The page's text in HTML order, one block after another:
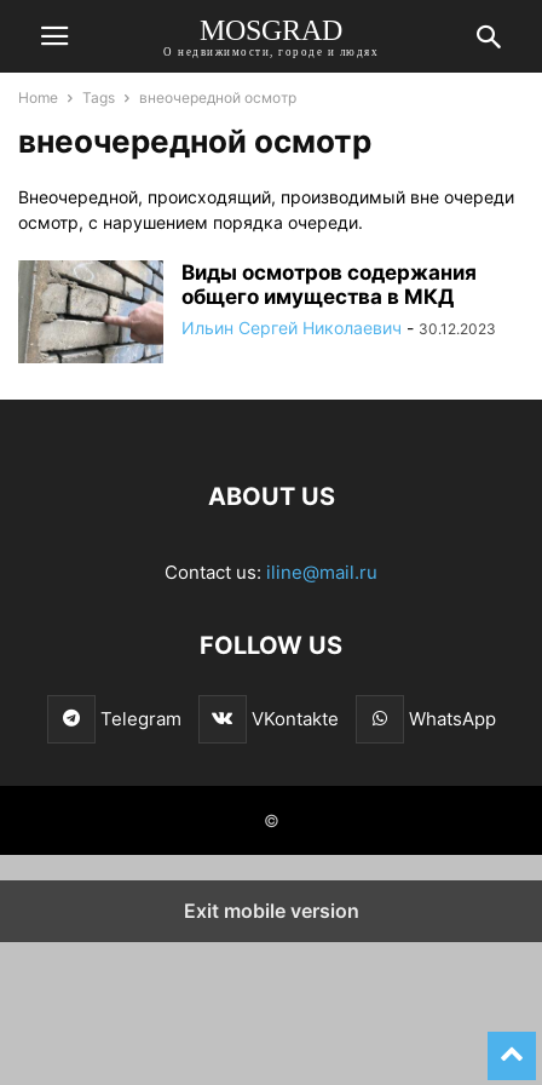
MOSGRAD
О недвижимости, городе и людях
Home Tags внеочередной осмотр
внеочередной осмотр
Внеочередной, происходящий, производимый вне очереди
осмотр, с нарушением порядка очереди.
Виды осмотров содержания
общего имущества в МКД
Ильин Сергей Николаевич - 30.12.2023
ABOUT US
Contact us: iline@mail.ru
FOLLOW US
Telegram VKontakte WhatsApp
©
Exit mobile version